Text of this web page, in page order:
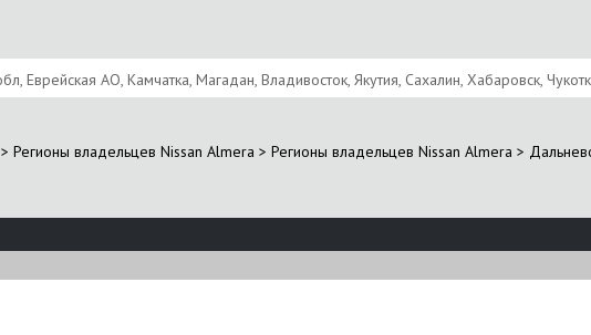
Еврейская АО, Камчатка, Магадан, Владивосток, Якутия, Сахалин, Хабаровск,
> Регионы владельцев Nissan Almera > Регионы владельцев Nissan Almera >